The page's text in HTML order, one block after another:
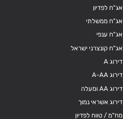
אג"ח לפדיון
אג"ח ממשלתי
אג"ח ענפי
אג"ח קונצרני ישראל
דירוג A
דירוג A-AA
דירוג AA ומעלה
דירוג אשראי נמוך
מח"מ / טווח לפדיון